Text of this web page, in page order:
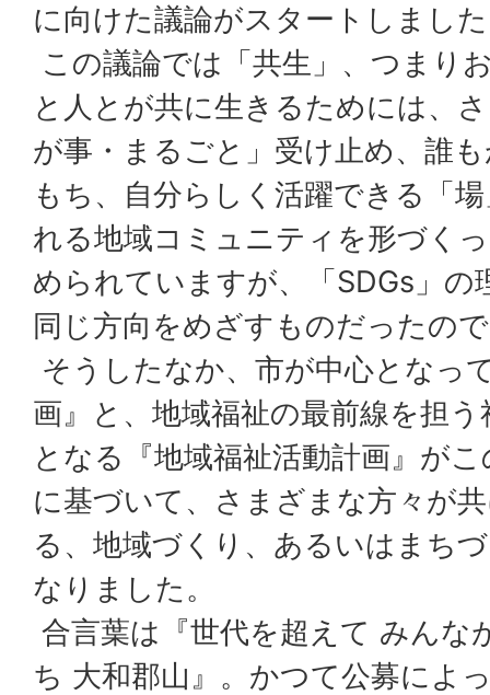
に向けた議論がスタートしまし
この議論では「共生」、つまり
と人とが共に生きるためには、
が事・まるごと」受け止め、誰
もち、自分らしく活躍できる「
れる地域コミュニティを形づく
められていますが、「SDGs」の
同じ方向をめざすものだったの
そうしたなか、市が中心となっ
画』と、地域福祉の最前線を担
となる『地域福祉活動計画』が
に基づいて、さまざまな方々が
る、地域づくり、あるいはまち
なりました。
合言葉は『世代を超えて みんな
ち 大和郡山』。かつて公募によ